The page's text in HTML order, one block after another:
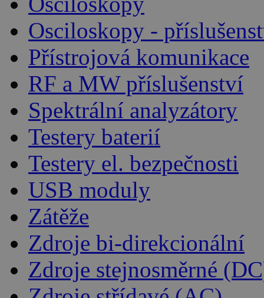
Osciloskopy -
Přístrojová komunikace
RF a MW příslušenství
Spektrální analyzátory
Testery baterií
Testery el. bezpečnosti
USB moduly
Zátěže
Zdroje bi-direkcionální
Zdroje stejnosměrné